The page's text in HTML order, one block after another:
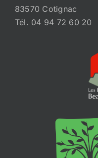
83570 Cotignac
Tél. 04 94 72 60 20